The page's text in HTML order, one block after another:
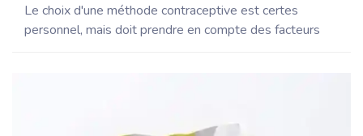
Le choix d'une méthode contraceptive est certes
personnel, mais doit prendre en compte des facteurs